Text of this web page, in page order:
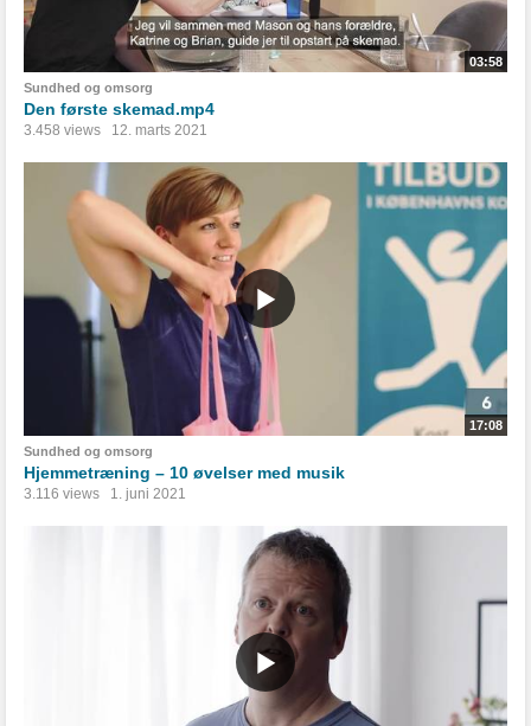
03:58
Sundhed og omsorg
Den første skemad.mp4
3.458 views 12. marts 2021
17:08
Sundhed og omsorg
Hjemmetræning – 10 øvelser med musik
3.116 views 1. juni 2021